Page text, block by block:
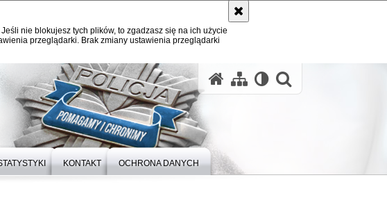
nie blokujesz tych plików, to zgadzasz się na ich użycie
przeglądarki. Brak zmiany ustawienia przeglądarki
KONTAKT OCHRONA DANYCH